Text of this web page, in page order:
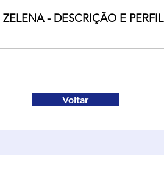
ZELENA - DESCRIÇÃO E PERFIL
Voltar